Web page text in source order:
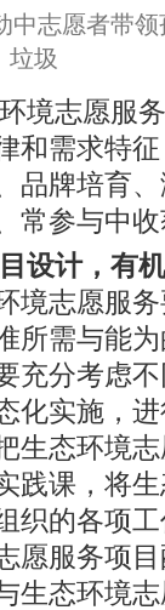
中志愿者带
垃圾
境志愿服
和需求特
品牌培育
常参与中
设计，有
境志愿服
所需与能
充分考虑
化实施，
生态环境
践课，将
织的各项
愿服务项
生态环境